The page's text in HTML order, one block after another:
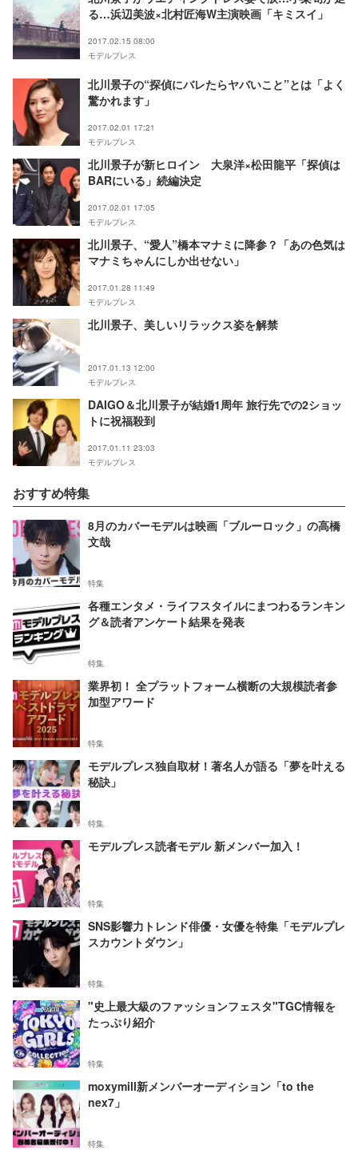
る…浜辺美波×北村匠海W主演映画「キミスイ」
2017.02.15 08:00
モデルプレス
北川景子の“探偵にバレたらヤバいこと”とは「よく
驚かれます」
2017.02.01 17:21
モデルプレス
北川景子が新ヒロイン 大泉洋×松田龍平「探偵は
BARにいる」続編決定
2017.02.01 17:05
モデルプレス
北川景子、“愛人”橋本マナミに降参？「あの色気は
マナミちゃんにしか出せない」
2017.01.28 11:49
モデルプレス
北川景子、美しいリラックス姿を解禁
2017.01.13 12:00
モデルプレス
DAIGO＆北川景子が結婚1周年 旅行先での2ショッ
トに祝福殺到
2017.01.11 23:03
モデルプレス
おすすめ特集
8月のカバーモデルは映画「ブルーロック」の高橋
文哉
特集
各種エンタメ・ライフスタイルにまつわるランキン
グ＆読者アンケート結果を発表
特集
業界初！ 全プラットフォーム横断の大規模読者参
加型アワード
特集
モデルプレス独自取材！著名人が語る「夢を叶える
秘訣」
特集
モデルプレス読者モデル 新メンバー加入！
特集
SNS影響力トレンド俳優・女優を特集「モデルプレ
スカウントダウン」
特集
"史上最大級のファッションフェスタ"TGC情報を
たっぷり紹介
特集
moxymill新メンバーオーディション「to the
nex7」
特集